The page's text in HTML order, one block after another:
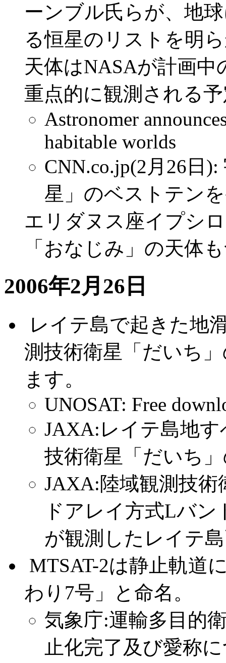
ーンブル氏らが、地
る恒星のリストを明
天体はNASAが計画中
重点的に観測される
Astronomer
habitable worlds
CNN.co.jp(2月26日
星」のベストテン
エリダヌス座イプシ
「おなじみ」の天体
2006年2月26日
レイテ島で起きた地
測技術衛星「だいち
ます。
UNOSAT: Free
JAXA:レイテ島地
技術衛星「だいち
JAXA:陸域観測技
ドアレイ方式Lバン
が観測したレイテ
MTSAT-2は静止軌道
わり7号」と命名。
気象庁:運輸多目的
止化完了及び愛称